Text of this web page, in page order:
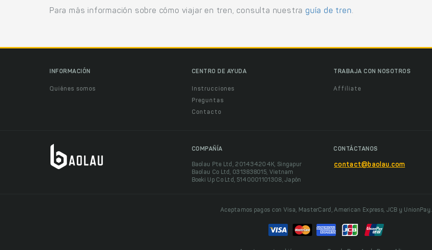
Para más información sobre cómo viajar en tren, consulta nuestra guía de tren.
INFORMACIÓN
Quiénes somos
CENTRO DE AYUDA
Instrucciones
Preguntas
Contacto
TRABAJA CON NOSOTROS
Affiliate
COMPAÑÍA
Baolau Pte Ltd, 201434204K, Singapur
Baolau Co Ltd, 0313838015, Vietnam
Boeki Up Co Ltd, 5140001101308, Japón
CONTÁCTANOS
contact@baolau.com
Aceptamos pagos con Visa, MasterCard, American Express, JCB y UnionPay.